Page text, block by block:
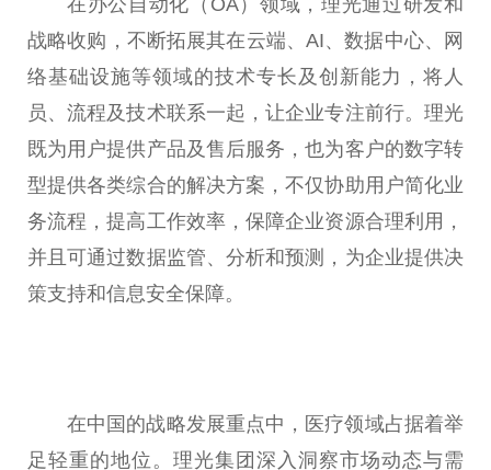
战略收购，不断拓展其在云端、AI、数据中心、网
络基础设施等领域的技术专长及创新能力，将人
员、流程及技术联系一起，让企业专注前行。理光
既为用户提供产品及售后服务，也为客户的数字转
型提供各类综合的解决方案，不仅协助用户简化业
务流程，提高工作效率，保障企业资源合理利用，
并且可通过数据监管、分析和预测，为企业提供决
策支持和信息安全保障。
在中国 的战略发展重点中，医疗领域占据着举
足轻重的地位。理光集团深入洞察市场动态与需